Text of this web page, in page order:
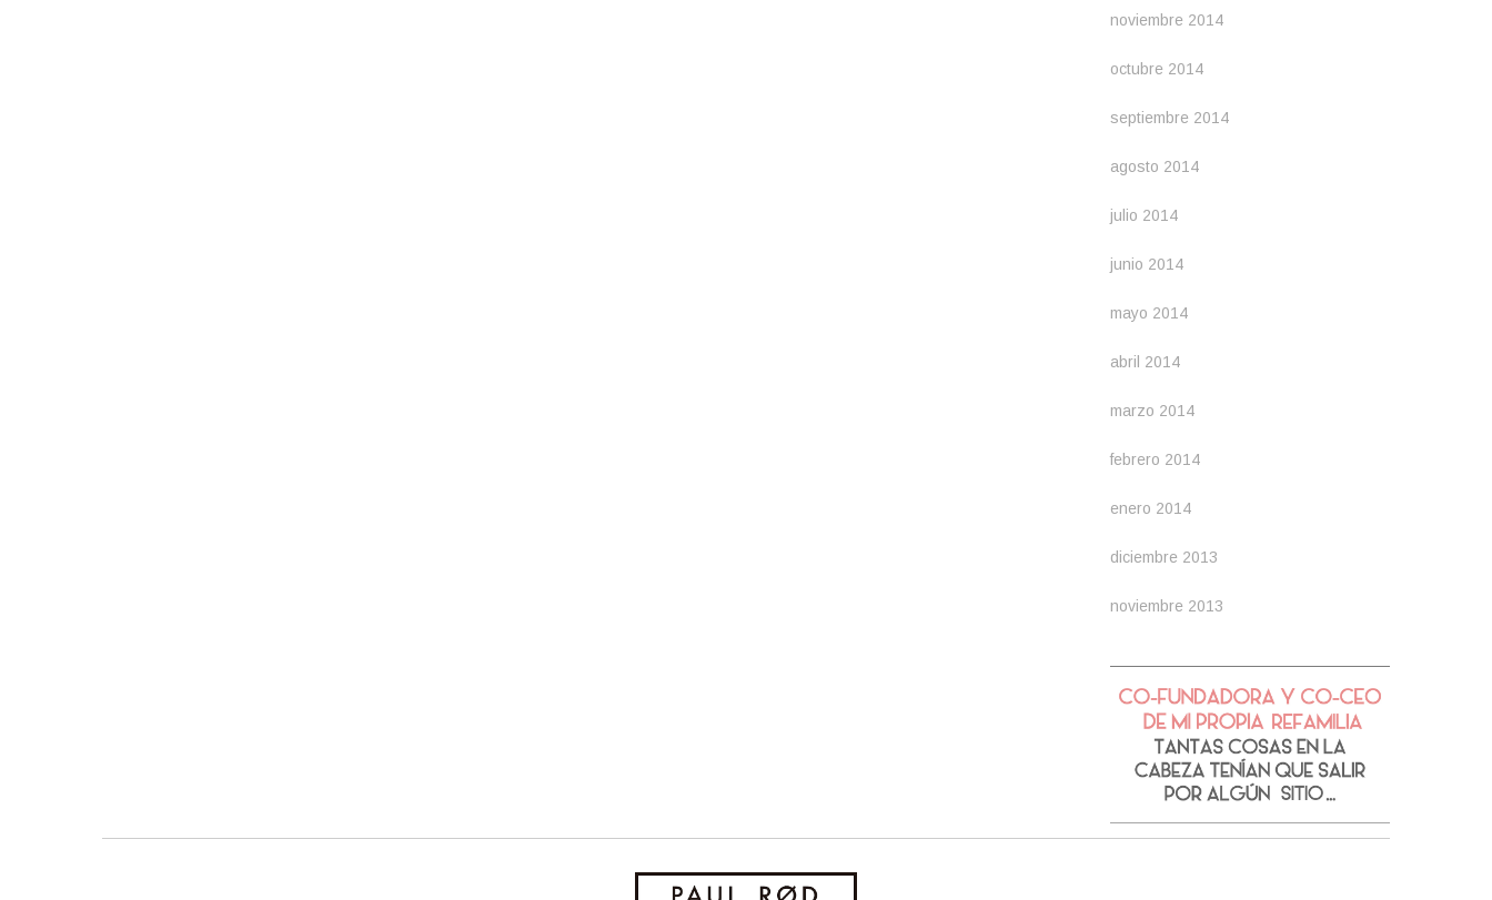
noviembre 2014
octubre 2014
septiembre 2014
agosto 2014
julio 2014
junio 2014
mayo 2014
abril 2014
marzo 2014
febrero 2014
enero 2014
diciembre 2013
noviembre 2013